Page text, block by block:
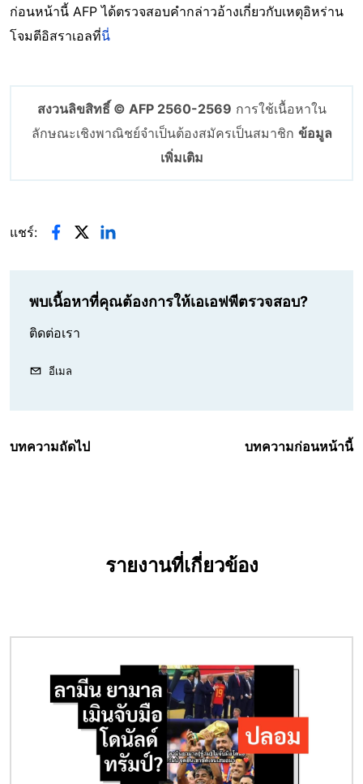
ก่อนหน้านี้ AFP ได้ตรวจสอบคำกล่าวอ้างเกี่ยวกับเหตุอิหร่าน
โจมตีอิสราเอลที่นี่
สงวนลิขสิทธิ์ © AFP 2560-2569 การใช้เนื้อหาใน
ลักษณะเชิงพาณิชย์จำเป็นต้องสมัครเป็นสมาชิก ข้อมูล
เพิ่มเติม
แชร์:
พบเนื้อหาที่คุณต้องการให้เอเอฟพีตรวจสอบ?
ติดต่อเรา
อีเมล
บทความถัดไป บทความก่อนหน้านี้
รายงานที่เกี่ยวข้อง